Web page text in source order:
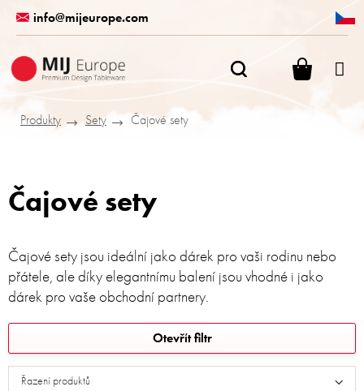
obsah
info@mijeurope.com
Produkty
Sety Čajové sety
Čajové sety
Čajové sety jsou ideální jako dárek pro vaši rodinu nebo
přátele, ale díky elegantnímu balení jsou vhodné i jako
dárek pro vaše obchodní partnery.
Řazení produktů
Otevřít filtr
V
ý
p